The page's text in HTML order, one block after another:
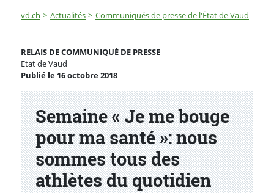
Fil d'Ariane
vd.ch Actualités Communiqués de presse de l'État de Vaud
Semaine « Je me bouge pour ma santé »: nous
Semaine « Je me bouge
pour ma santé »: nous
sommes tous des
athlètes du quotidien
RELAIS DE COMMUNIQUÉ DE PRESSE
Etat de Vaud
Publié le 16 octobre 2018
Partenaire(s)